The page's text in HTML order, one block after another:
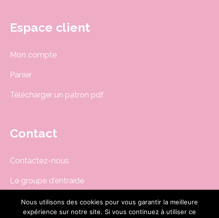
Espace client
Mon compte
Panier
Télécharger un patron pdf
Contact
Contactez-nous
Le groupe d'entraide
Newsletter
Nous utilisons des cookies pour vous garantir la meilleure
expérience sur notre site. Si vous continuez à utiliser ce